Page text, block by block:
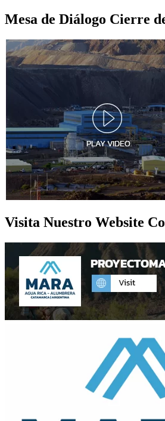
Mesa de Diálogo Cierre
Visita Nuestro Website